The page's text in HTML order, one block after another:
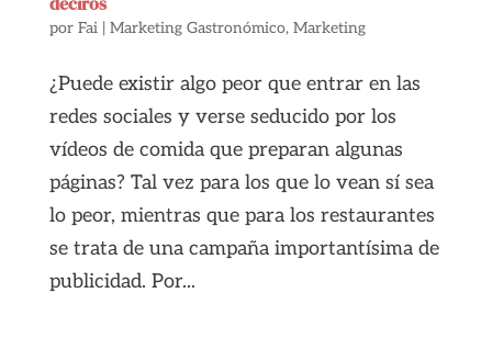
por Fai| Marketing Gastronómico, Marketing
¿Puede existir algo peor que entrar en las
redes sociales y verse seducido por los
vídeos de comida que preparan algunas
páginas? Tal vez para los que lo vean sí sea
lo peor, mientras que para los restaurantes
se trata de una campaña importantísima de
publicidad. Por...